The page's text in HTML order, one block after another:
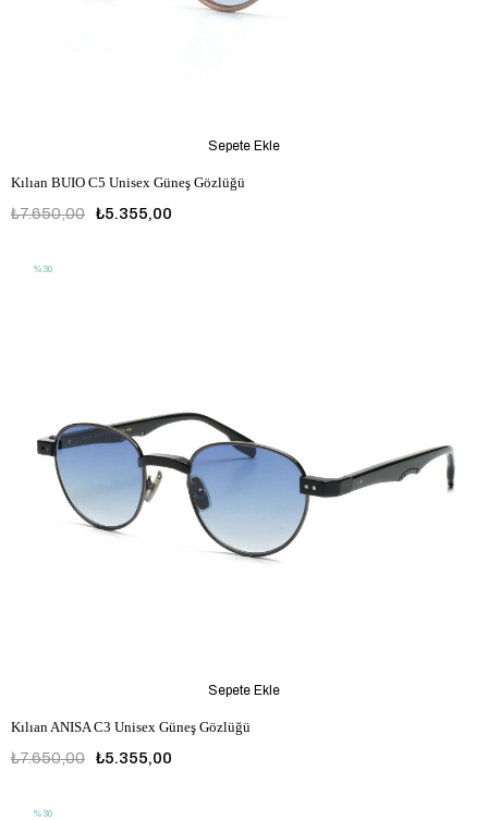
Kılıan BUIO C5 Unisex Güneş Gözlüğü
₺5.355,00
₺7.650,00
Sepete Ekle
Kılıan ANISA C3 Unisex Güneş Gözlüğü
₺5.355,00
₺7.650,00
Sepete Ekle
%30
%30